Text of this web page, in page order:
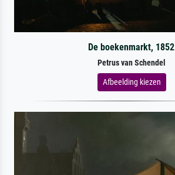
De boekenmarkt, 1852
Petrus van Schendel
Afbeelding kiezen